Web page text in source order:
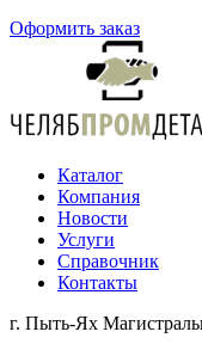
Оформить заказ
Каталог
Компания
Новости
Услуги
Справочник
Контакты
г. Пыть-Ях